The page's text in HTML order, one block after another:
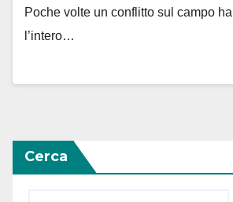
Poche volte un conflitto sul campo
l’intero…
Cerca